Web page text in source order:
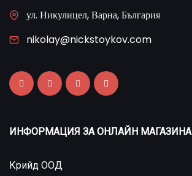
ул. Никулицел, Варна, България
nikolay@nickstoykov.com
ИНФОРМАЦИЯ ЗА ОНЛАЙН МАГАЗИНА
Крийд ООД